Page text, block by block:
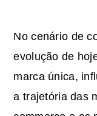
No cenário de
evolução de
marca única,
a trajetória das